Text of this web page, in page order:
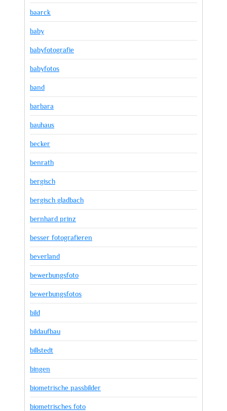
baarck
baby
babyfotografie
babyfotos
band
barbara
bauhaus
becker
benrath
bergisch
bergisch gladbach
bernhard prinz
besser fotografieren
beverland
bewerbungsfoto
bewerbungsfotos
bild
bildaufbau
billstedt
bingen
biometrische passbilder
biometrisches foto